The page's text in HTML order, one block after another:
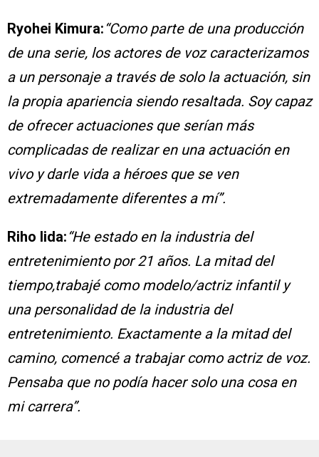
Ryohei Kimura:“Como parte de una producción
de una serie, los actores de voz caracterizamos
a un personaje a través de solo la actuación, sin
la propia apariencia siendo resaltada. Soy capaz
de ofrecer actuaciones que serían más
complicadas de realizar en una actuación en
vivo y darle vida a héroes que se ven
extremadamente diferentes a mí”.
Riho Iida:“He estado en la industria del
entretenimiento por 21 años. La mitad del
tiempo,trabajé como modelo/actriz infantil y
una personalidad de la industria del
entretenimiento. Exactamente a la mitad del
camino, comencé a trabajar como actriz de voz.
Pensaba que no podía hacer solo una cosa en
mi carrera”.